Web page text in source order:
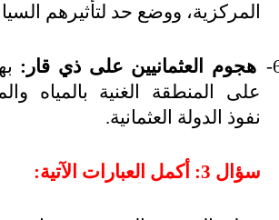
المركزية، ووضع حد لتأثيرهم
هجوم العثمانيين على ذي قار:
على المنطقة الغنية بالمياه
نفوذ الدولة العثمانية.
سؤال 3: أكمل العبارات الآتية: